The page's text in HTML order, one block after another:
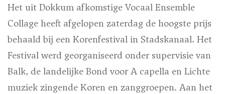
Het uit Dokkum afkomstige Vocaal Ensemble
Collage heeft afgelopen zaterdag de hoogste prijs
behaald bij een Korenfestival in Stadskanaal. Het
Festival werd georganiseerd onder supervisie van
Balk, de landelijke Bond voor A capella en Lichte
muziek zingende Koren en zanggroepen. Aan het